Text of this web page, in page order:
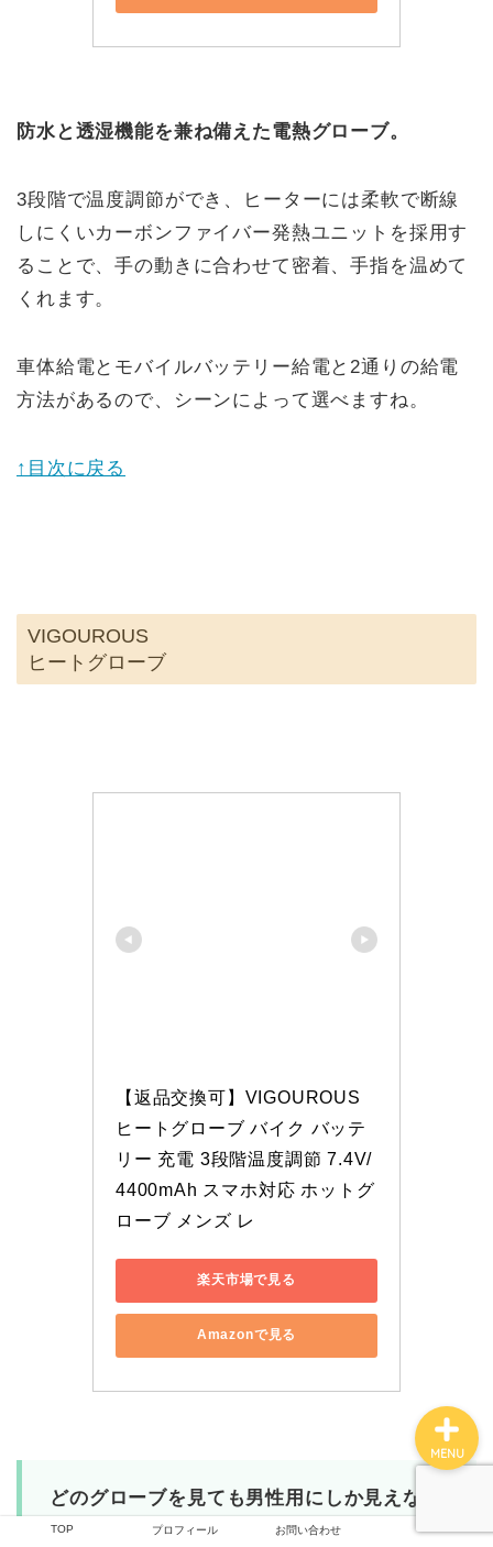
防水と透湿機能を兼ね備えた電熱グローブ。
3段階で温度調節ができ、ヒーターには柔軟で断線
しにくいカーボンファイバー発熱ユニットを採用す
ることで、手の動きに合わせて密着、手指を温めて
くれます。
車体給電とモバイルバッテリー給電と2通りの給電
方法があるので、シーンによって選べますね。
↑目次に戻る
VIGOUROUS
ヒートグローブ
【返品交換可】VIGOUROUS
ヒートグローブ バイク バッテ
リー 充電 3段階温度調節 7.4V/
4400mAh スマホ対応 ホットグ
ローブ メンズ レ
楽天市場で見る
Amazonで見る
どのグローブを見ても男性用にしか見えない
しな…
TOP プロフィール お問い合わせ
MENU
つくしの雑記
撮影技術
プロフィール